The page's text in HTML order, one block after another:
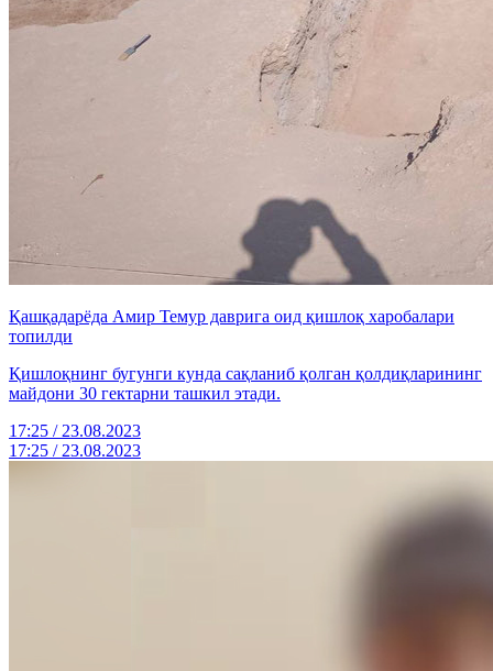
Қашқадарёда Амир Темур даврига оид қишлоқ харобалари
топилди
Қишлоқнинг бугунги кунда сақланиб қолган қолдиқларининг
майдони 30 гектарни ташкил этади.
17:25 / 23.08.2023
17:25 / 23.08.2023